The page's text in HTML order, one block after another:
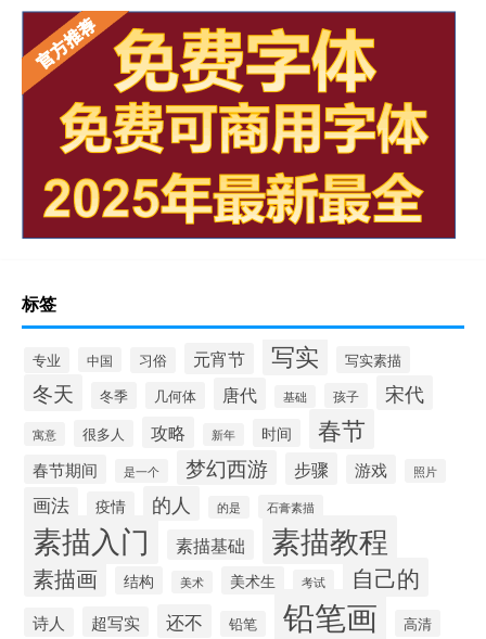
标签
专业 中国 习俗 元宵节 写实 写实素描
冬天 冬季 几何体 唐代 基础 孩子 宋代
寓意 很多人 攻略 新年 时间 春节
春节期间 是一个 梦幻西游 步骤 游戏 照片
画法 疫情 的人 的是 石膏素描
素描入门 素描基础 素描教程
素描画 结构 美术 美术生 考试 自己的
诗人 超写实 还不 铅笔 铅笔画 高清